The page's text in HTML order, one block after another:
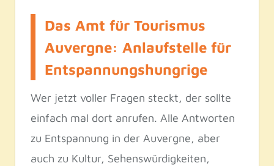
Das Amt für Tourismus
Auvergne: Anlaufstelle für
Entspannungshungrige
Wer jetzt voller Fragen steckt, der sollte
einfach mal dort anrufen. Alle Antworten
zu Entspannung in der Auvergne, aber
auch zu Kultur, Sehenswürdigkeiten,